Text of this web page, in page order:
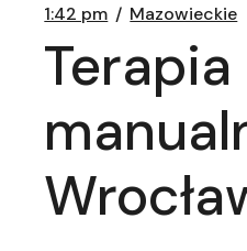
1:42 pm Mazowieckie
Terapia